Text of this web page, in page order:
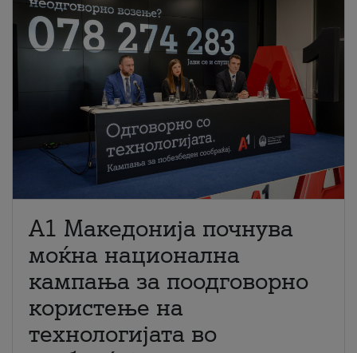
A1 Македонија почнува
моќна национална
кампања за поодговорно
користење на
технологијата во